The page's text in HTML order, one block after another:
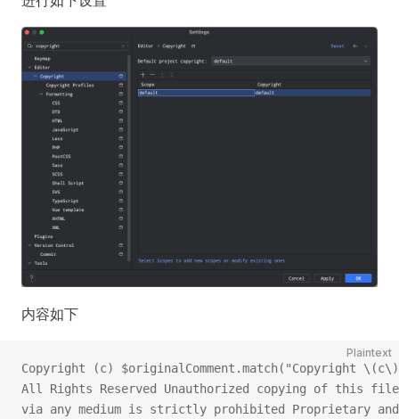
内容如下
Plaintext
Copyright (c) $originalComment.match("Copyright
All Rights Reserved Unauthorized copying of this file
via any medium is strictly prohibited Proprietary